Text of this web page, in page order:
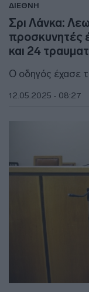
ΔΙΕΘΝΗ
Σρι Λάνκα:
προσκυνητές
και 24
Ο οδηγός έχασε
12.05.2025 - 08:27